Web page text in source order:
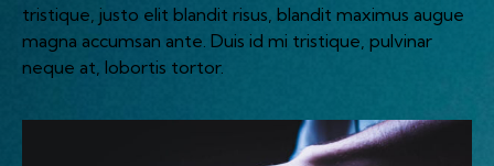
tristique, justo elit blandit risus, blandit maximus augue
magna accumsan ante. Duis id mi tristique, pulvinar
neque at, lobortis tortor.